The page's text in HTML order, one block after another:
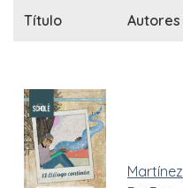
Título Autores
Martínez